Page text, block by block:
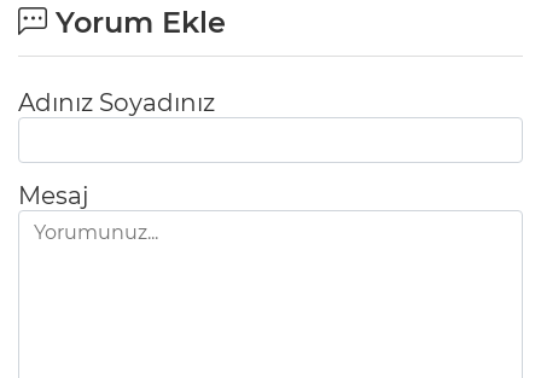
Yorum Ekle
Adınız Soyadınız
Mesaj